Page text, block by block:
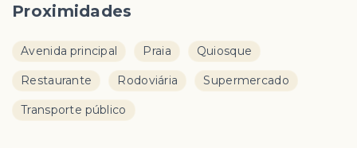
Proximidades
Avenida principal Praia Quiosque
Restaurante Rodoviária Supermercado
Transporte público